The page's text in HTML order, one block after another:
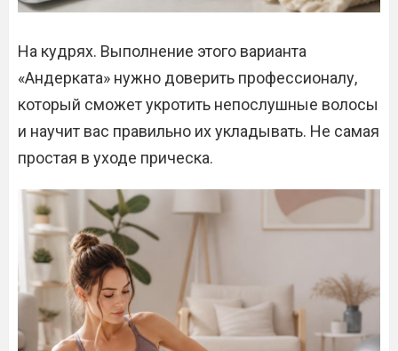
На кудрях. Выполнение этого варианта
«Андерката» нужно доверить профессионалу,
который сможет укротить непослушные волосы
и научит вас правильно их укладывать. Не самая
простая в уходе прическа.